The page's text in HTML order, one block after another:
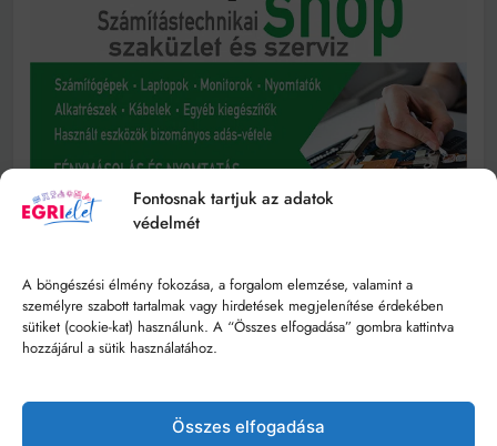
Fontosnak tartjuk az adatok
védelmét
A böngészési élmény fokozása, a forgalom elemzése, valamint a
személyre szabott tartalmak vagy hirdetések megjelenítése érdekében
sütiket (cookie-kat) használunk. A “Összes elfogadása” gombra kattintva
hozzájárul a sütik használatához.
Összes elfogadása